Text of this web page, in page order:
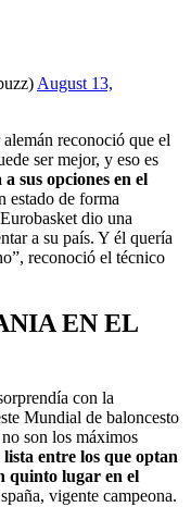
August 13,
reconoció que el
ser mejor, y eso es
sus opciones en el
estado de forma
dio una
a su país. Y él quería
reconoció el técnico
EN EL
con la
Mundial de baloncesto
son los máximos
lista entre los que optan
quinto lugar en el
vigente campeona.